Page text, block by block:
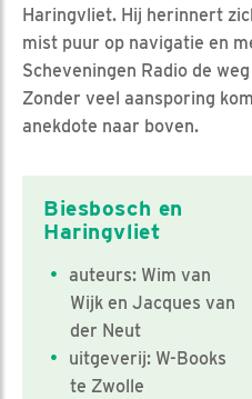
Haringvliet. Hij herinnert
mist puur op navigatie en
Scheveningen Radio de
Zonder veel aansporing
anekdote naar boven.
Biesbosch en
Haringvliet
auteurs: Wim van
Wijk en Jacques van
der Neut
uitgeverij: W-Books
te Zwolle